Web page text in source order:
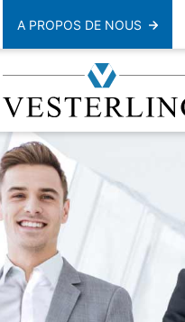
A PROPOS DE NOUS